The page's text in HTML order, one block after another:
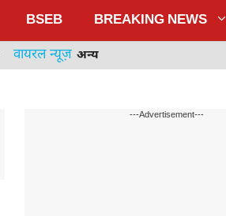
BSEB BREAKING NEWS
वायरल न्यूज़ अन्य
---Advertisement---